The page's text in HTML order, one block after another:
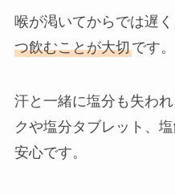
喉が渇いてからでは遅
つ飲むことが大切です。
汗と一緒に塩分も失わ
クや塩分タブレット、
安心です。